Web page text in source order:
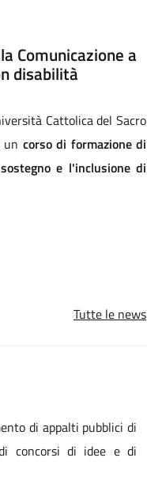
. XV° rapporto
il 23 luglio
Tutte le news
di appalti pubblici di
concorsi di idee e di